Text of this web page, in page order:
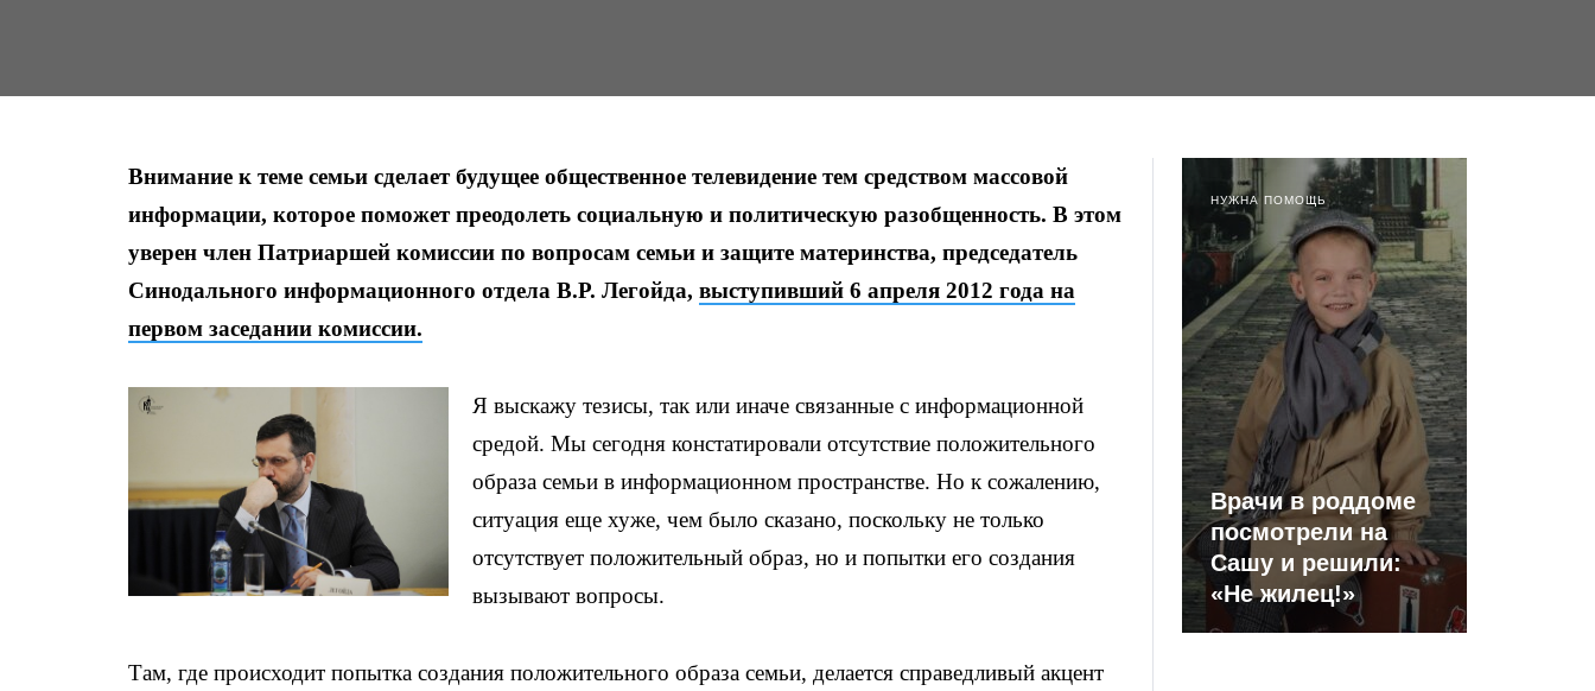
Внимание к теме семьи сделает будущее общественное телевидение тем средством массовой
информации, которое поможет преодолеть социальную и политическую разобщенность. В этом
уверен член Патриаршей комиссии по вопросам семьи и защите материнства, председатель
Синодального информационного отдела В.Р. Легойда, выступивший 6 апреля 2012 года на
первом заседании комиссии.
Я выскажу тезисы, так или иначе связанные с информационной
средой. Мы сегодня констатировали отсутствие положительного
образа семьи в информационном пространстве. Но к сожалению,
ситуация еще хуже, чем было сказано, поскольку не только
отсутствует положительный образ, но и попытки его создания
вызывают вопросы.
Там, где происходит попытка создания положительного образа семьи, делается справедливый акцент
НУЖНА ПОМОЩЬ
Врачи в роддоме
посмотрели на
Сашу и решили:
«Не жилец!»